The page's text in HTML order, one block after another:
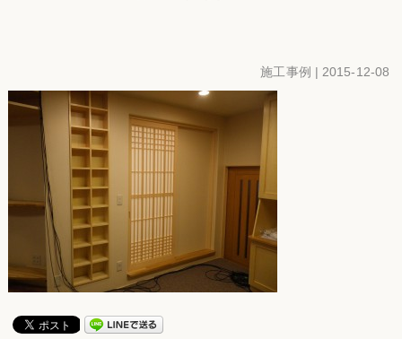
施工事例 | 2015-12-08